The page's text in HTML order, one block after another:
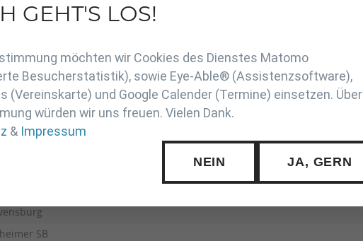
2. Fiona Cicek
3. Pia Leupolz
3. Alexandra Jenner
SB
GEHT'S LOS!
möchten wir Cookies des Dienstes Matomo
Besucherstatistik), sowie Eye-Able® (Assistenzsoftware),
(Vereinskarte) und Google Calender (Termine) einsetzen. Über
würden wir uns freuen. Vielen Dank.
& Impressum
NEIN JA, GERN